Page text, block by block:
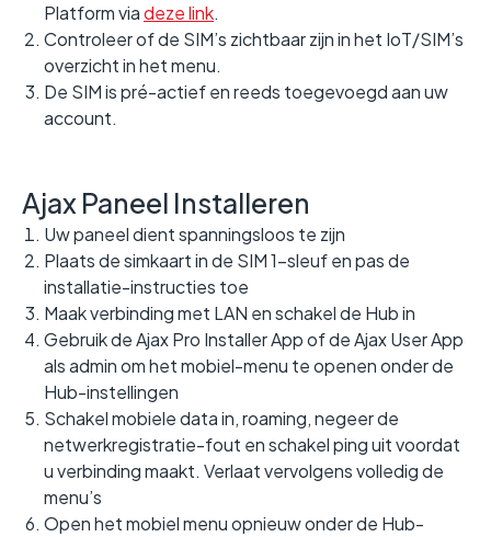
Platform viadeze link.
Controleer of de SIM’s zichtbaar zijn in het IoT/SIM’s
overzicht in het menu.
De SIM is pré-actief en reeds toegevoegd aan uw
account.
Ajax Paneel Installeren
Uw paneel dient spanningsloos te zijn
Plaats de simkaart in de SIM 1-sleuf en pas de
installatie-instructies toe
Maak verbinding met LAN en schakel de Hub in
Gebruik de Ajax Pro Installer App of de Ajax User App
als admin om het mobiel-menu te openen onder de
Hub-instellingen
Schakel mobiele data in, roaming, negeer de
netwerkregistratie-fout en schakel ping uit voordat
u verbinding maakt. Verlaat vervolgens volledig de
menu’s
Open het mobiel menu opnieuw onder de Hub-